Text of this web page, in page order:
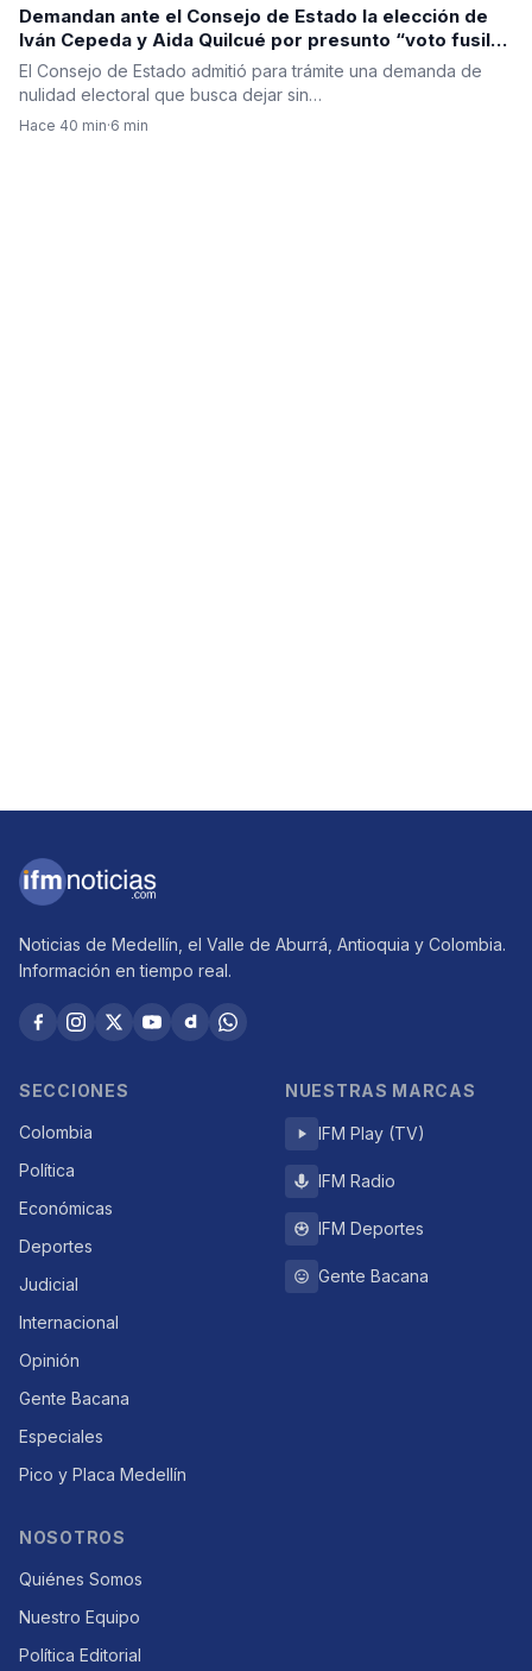
Demandan ante el Consejo de Estado la elección de
Iván Cepeda y Aida Quilcué por presunto “voto fusil”;
admiten acción de nulidad electoral
El Consejo de Estado admitió para trámite una demanda de
nulidad electoral que busca dejar sin…
Hace 40 min·6 min
Noticias de Medellín, el Valle de Aburrá, Antioquia y Colombia.
Información en tiempo real.
SECCIONES
Colombia
Política
Económicas
Deportes
Judicial
Internacional
Opinión
Gente Bacana
Especiales
Pico y Placa Medellín
NUESTRAS MARCAS
IFM Play (TV)
IFM Radio
IFM Deportes
Gente Bacana
NOSOTROS
Quiénes Somos
Nuestro Equipo
Política Editorial